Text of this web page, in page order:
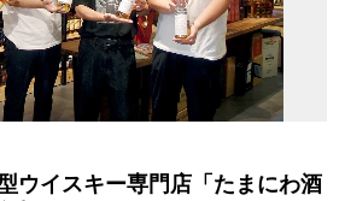
ウイスキー専門店「たまにわ酒